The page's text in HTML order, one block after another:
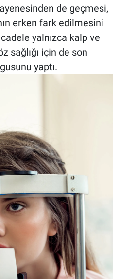
de geçmesi,
erken fark edilmesini
yalnızca kalp ve
sağlığı için de son
yaptı.